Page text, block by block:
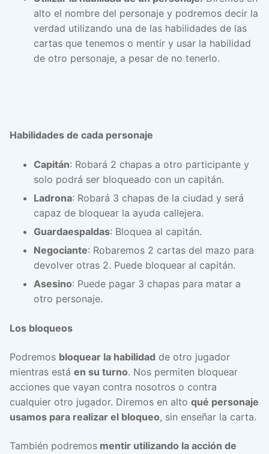
alto el nombre del personaje y podremos decir la
verdad utilizando una de las habilidades de las
cartas que tenemos o mentir y usar la habilidad
de otro personaje, a pesar de no tenerlo.
Habilidades de cada personaje
Capitán: Robará 2 chapas a otro participante y
solo podrá ser bloqueado con un capitán.
Ladrona: Robará 3 chapas de la ciudad y será
capaz de bloquear la ayuda callejera.
Guardaespaldas: Bloquea al capitán.
Negociante: Robaremos 2 cartas del mazo para
devolver otras 2. Puede bloquear al capitán.
Asesino: Puede pagar 3 chapas para matar a
otro personaje.
Los bloqueos
Podremos bloquear la habilidad de otro jugador
mientras está en su turno. Nos permiten bloquear
acciones que vayan contra nosotros o contra
cualquier otro jugador. Diremos en alto qué personaje
usamos para realizar el bloqueo, sin enseñar la carta.
También podremos mentir utilizando la acción de